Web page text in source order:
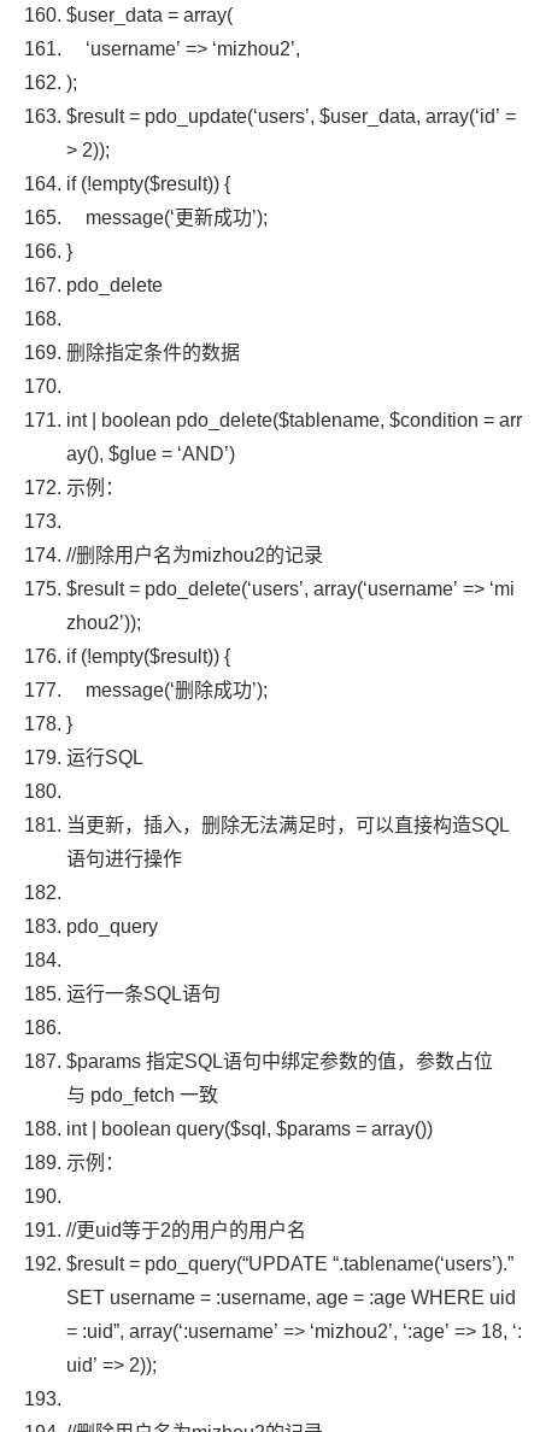
$user_data = array(
‘username’ => ‘mizhou2’,
);
$result= pdo_update(‘users’, $user_data, array(‘id’ =
> 2));
if (!empty($result)) {
message(‘更新成功’);
}
pdo_delete
删除指定条件的数据
int boolean pdo_delete($tablename, $condition = arr
ay(), $glue = ‘AND’)
示例：
//删除用户名为mizhou2的记录
$result= pdo_delete(‘users’, array(‘username’ => ‘mi
zhou2’));
if (!empty($result)) {
message(‘删除成功’);
}
运行SQL
当更新，插入，删除无法满足时，可以直接构造SQL
语句进行操作
pdo_query
运行一条SQL语句
$params 指定SQL语句中绑定参数的值，参数占位
与 pdo_fetch 一致
int
boolean query($sql , $params = array())
示例：
//更uid等于2的用户的用户名
$result= pdo_query(“UPDATE “.tablename(‘users’).”
SET username = :username, age = :age WHERE uid
= :uid”, array(‘:username’ => ‘mizhou2’, ‘:age’ => 18, ‘:
uid’ => 2));